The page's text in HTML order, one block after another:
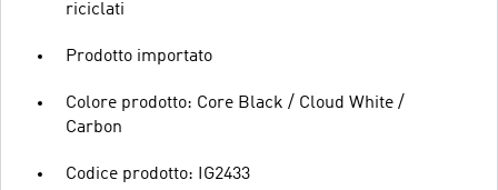
riciclati
Prodotto importato
Colore prodotto: Core Black / Cloud White /
Carbon
Codice prodotto: IG2433